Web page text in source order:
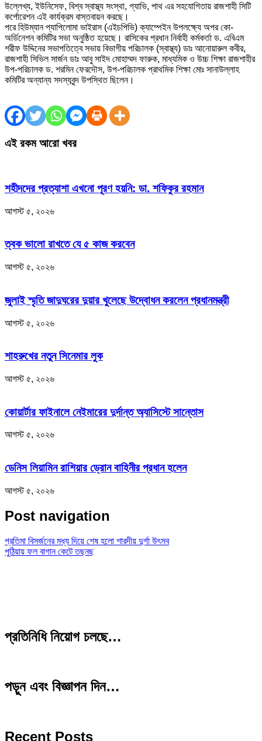
উল্লেখ্য, ইউনিসেফ, বিশ্ব স্বাস্থ্য সংস্থা, গ্যাভি, পাথ এর সহযোগিতায় রাজশাহী সিটি
কর্পোরেশন এই কার্যক্রম বাস্তবায়ন করছে।
পরে হিউম্যান প্যাপিলোমা ভাইরাস (এইচপিভি) ক্যাম্পেইন উপলক্ষ্যে অপর কো-
অর্ডিনেশন কমিটির সভা অনুষ্ঠিত হয়েছে। রাসিকের প্রধান নির্বাহী কর্মকর্তা ড. এবিএম
শরীফ উদ্দিনের সভাপতিত্বে সভায় বিভাগীয় পরিচালক (স্বাস্থ্য) ডাঃ আনোয়ারুল কবীর,
রাজশাহী সিভিল সার্জন ডাঃ আবু সাইদ মোহাম্মদ ফারুক, মাধ্যমিক ও উচ্চ শিক্ষা রাজশাহীর
উপ-পরিচালক ড. শরমিন ফেরদৌস, উপ-পরিচালক প্রাথমিক শিক্ষা মোঃ সানাউল্লাহ
কমিটির অন্যান্য সদস্যবৃন্দ উপস্থিত ছিলেন।
এই রকম আরো খবর
শহীদদের প্রত্যাশা এখনো পূরণ হয়নি: ডা. শফিকুর রহমান
আগস্ট ৫, ২০২৬
ত্বক ভালো রাখতে যে ৫ কাজ করবেন
আগস্ট ৫, ২০২৬
জুলাই স্মৃতি জাদুঘরের দুয়ার খুলেছে উদ্বোধন করলেন প্রধানমন্ত্রী
আগস্ট ৫, ২০২৬
শাহরুখের নতুন সিনেমার লুক
আগস্ট ৫, ২০২৬
কোয়ার্টার ফাইনালে নেইমারের দুর্দান্ত অ্যাসিস্টে সান্তোস
আগস্ট ৫, ২০২৬
ডেনিস লিয়ামিন রাশিয়ার ড্রোন বাহিনীর প্রধান হলেন
আগস্ট ৫, ২০২৬
Post navigation
প্রতিমা বিসর্জনের মধ্য দিয়ে শেষ হলো শারদীয় দুর্গা উৎসব
পুঠিয়ায় ফল বাগান কেটে তছনছ
প্রতিনিধি নিয়োগ চলছে…
পড়ুন এবং বিজ্ঞাপন দিন…
Recent Posts